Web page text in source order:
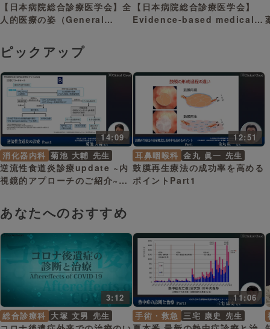
【日本病院総合診療医学会】全
人的医療の姿（General
【日本病院総合診療医学会】
Evidence-based medical
ピックアップ
14:09
消化器内科 菊池 大輔 先生
逆流性食道炎診療update ~内
視鏡的アプローチのご紹介~
12:51
耳鼻咽喉科 金丸 眞一 先生
鼓膜再生療法の成功率を高める
ポイントPart1
あなたへのおすすめ
3:12
総合診療科 大塚 文男 先生
11:06
手術・救急 三宅 康史 先生